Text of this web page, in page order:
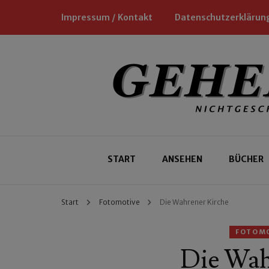
Impressum / Kontakt
START ANSEHEN BÜCHER
Start Fotomotive Die Wahrener Kirche
Die